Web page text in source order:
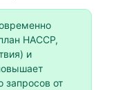
HACCP,
и
запросов от